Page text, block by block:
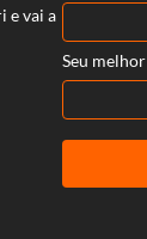
e vai a
Seu